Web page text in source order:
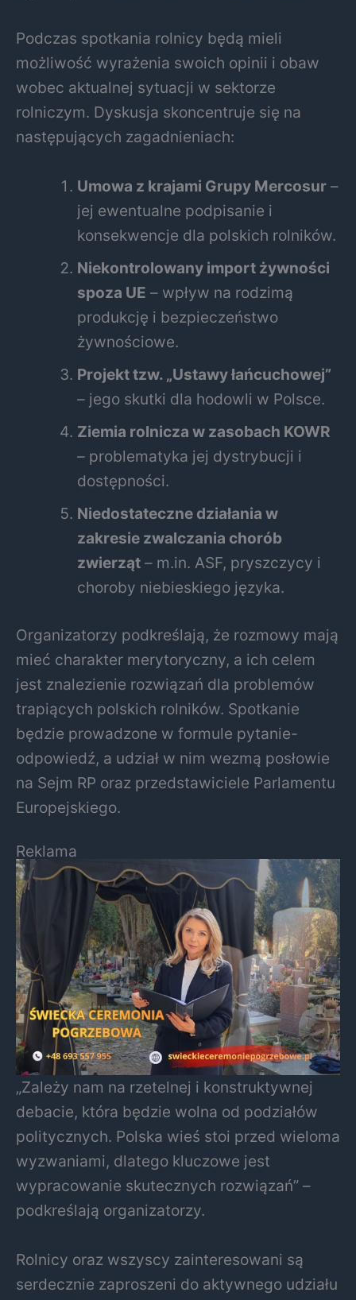
Podczas spotkania rolnicy będą mieli
możliwość wyrażenia swoich opinii i obaw
wobec aktualnej sytuacji w sektorze
rolniczym. Dyskusja skoncentruje się na
następujących zagadnieniach:
Umowa z krajami Grupy Mercosur –
jej ewentualne podpisanie i
konsekwencje dla polskich rolników.
Niekontrolowany import żywności
spoza UE – wpływ na rodzimą
produkcję i bezpieczeństwo
żywnościowe.
Projekt tzw. „Ustawy łańcuchowej”
– jego skutki dla hodowli w Polsce.
Ziemia rolnicza w zasobach KOWR
– problematyka jej dystrybucji i
dostępności.
Niedostateczne działania w
zakresie zwalczania chorób
zwierząt – m.in. ASF, pryszczycy i
choroby niebieskiego języka.
Organizatorzy podkreślają, że rozmowy mają
mieć charakter merytoryczny, a ich celem
jest znalezienie rozwiązań dla problemów
trapiących polskich rolników. Spotkanie
będzie prowadzone w formule pytanie-
odpowiedź, a udział w nim wezmą posłowie
na Sejm RP oraz przedstawiciele Parlamentu
Europejskiego.
Reklama
„Zależy nam na rzetelnej i konstruktywnej
debacie, która będzie wolna od podziałów
politycznych. Polska wieś stoi przed wieloma
wyzwaniami, dlatego kluczowe jest
wypracowanie skutecznych rozwiązań” –
podkreślają organizatorzy.
Rolnicy oraz wszyscy zainteresowani są
serdecznie zaproszeni do aktywnego udziału